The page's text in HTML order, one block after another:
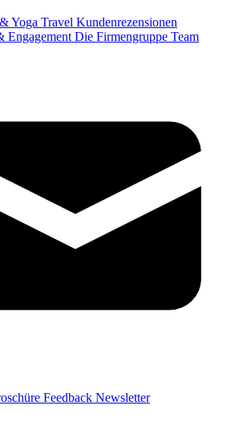
Yoga Travel Kundenrezensionen
Engagement Die Firmengruppe Team
Feedback Newsletter